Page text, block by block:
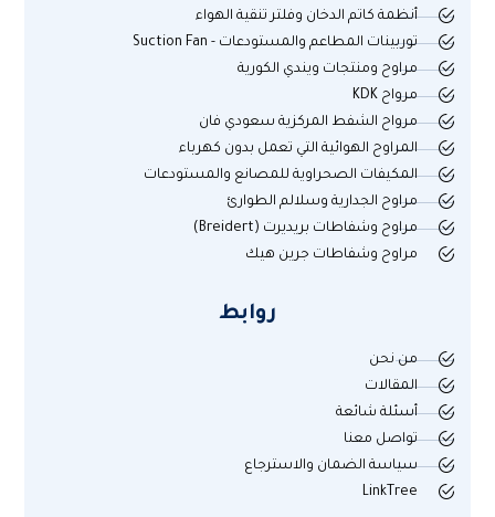
أنظمة كاتم الدخان وفلتر تنقية الهواء
توربينات المطاعم والمستودعات - Suction Fan
مراوح ومنتجات ويندي الكورية
مرواح KDK
مرواح الشفط المركزية سعودي فان
المراوح الهوائية التي تعمل بدون كهرباء
المكيفات الصحراوية للمصانع والمستودعات
مراوح الجدارية وسلالم الطوارئ
مراوح وشفاطات بريديرت (Breidert)
مراوح وشفاطات جرين هيك
روابط
من نحن
المقالات
أسئلة شائعة
تواصل معنا
سياسة الضمان والاسترجاع
LinkTree